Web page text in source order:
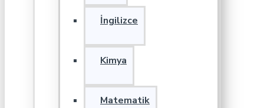
İngilizce
Kimya
Matematik